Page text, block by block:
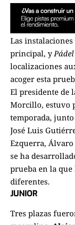
Las instalaciones
principal, y
localizaciones
acoger esta
El presidente de
Morcillo, estuvo
temporada,
José Luis
Ezquerra, Álvaro
se ha
prueba en la que
diferentes.
JUNIOR
Tres plazas